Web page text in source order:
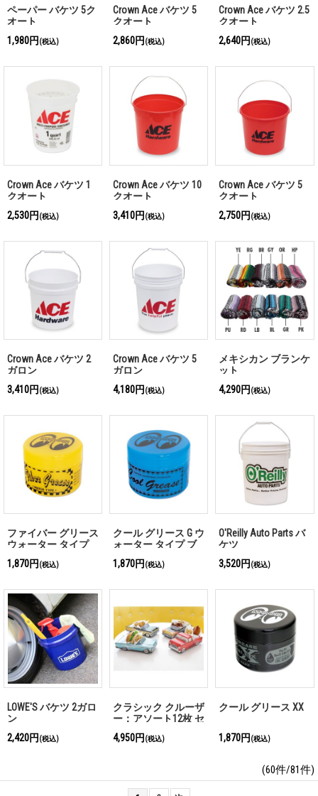
ペーパー バケツ 5ク
オート
1,980円 (税込)
Crown Ace バケツ 5
クオート
2,860円 (税込)
Crown Ace バケツ 2.5
クオート
2,640円 (税込)
Crown Ace バケツ 1
クオート
2,530円 (税込)
Crown Ace バケツ 10
クオート
3,410円 (税込)
Crown Ace バケツ 5
クオート
2,750円 (税込)
Crown Ace バケツ 2
ガロン
3,410円 (税込)
Crown Ace バケツ 5
ガロン
4,180円 (税込)
メキシカン ブランケ
ット
4,290円 (税込)
ファイバー グリース
ウォーター タイプ
1,870円 (税込)
クール グリース G ウ
ォーター タイプ ブ
1,870円 (税込)
O'Reilly Auto Parts バ
ケツ
3,520円 (税込)
LOWE'S バケツ 2ガロ
ン
2,420円 (税込)
クラシック クルーザ
ー：アソート12枚 セ
4,950円 (税込)
クール グリース XX
1,870円 (税込)
(60件/81件)